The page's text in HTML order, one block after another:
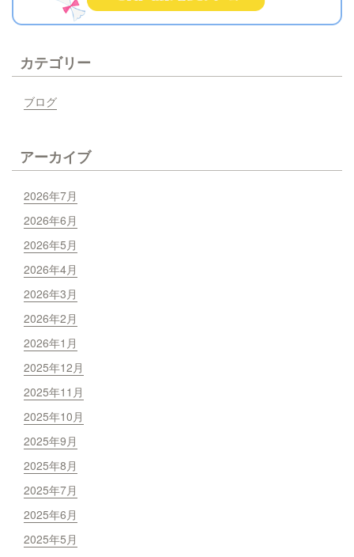
カテゴリー
ブログ
アーカイブ
2026年7月
2026年6月
2026年5月
2026年4月
2026年3月
2026年2月
2026年1月
2025年12月
2025年11月
2025年10月
2025年9月
2025年8月
2025年7月
2025年6月
2025年5月